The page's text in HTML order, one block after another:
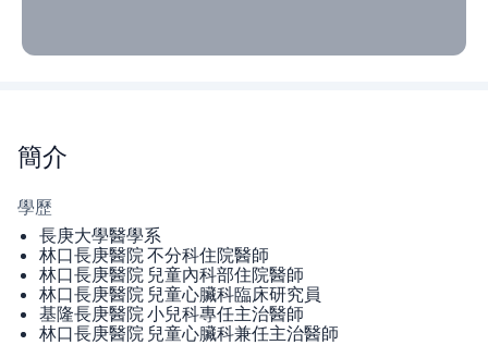
簡介
學歷
長庚大學醫學系
林口長庚醫院 不分科住院醫師
林口長庚醫院 兒童內科部住院醫師
林口長庚醫院 兒童心臟科臨床研究員
基隆長庚醫院 小兒科專任主治醫師
林口長庚醫院 兒童心臟科兼任主治醫師